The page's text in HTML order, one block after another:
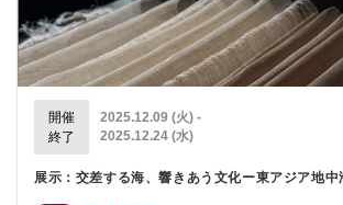
開催
終了
2025.12.09 (火) -
2025.12.24 (水)
展示：交差する海、響きあう文化ー東アジア地